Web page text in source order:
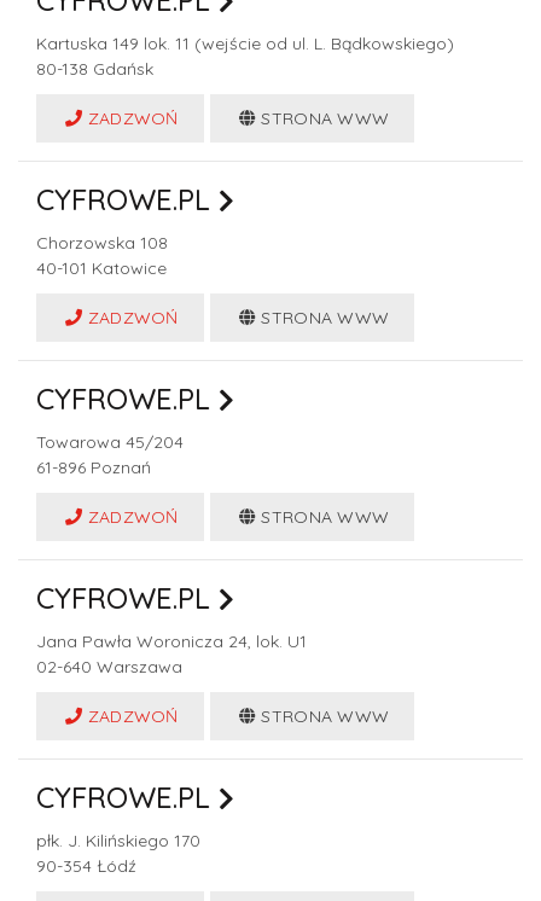
Kartuska 149 lok. 11 (wejście od ul. L. Bądkowskiego)
80-138 Gdańsk
ZADZWOŃ STRONA WWW
CYFROWE.PL
Chorzowska 108
40-101 Katowice
ZADZWOŃ STRONA WWW
CYFROWE.PL
Towarowa 45/204
61-896 Poznań
ZADZWOŃ STRONA WWW
CYFROWE.PL
Jana Pawła Woronicza 24, lok. U1
02-640 Warszawa
ZADZWOŃ STRONA WWW
CYFROWE.PL
płk. J. Kilińskiego 170
90-354 Łódź